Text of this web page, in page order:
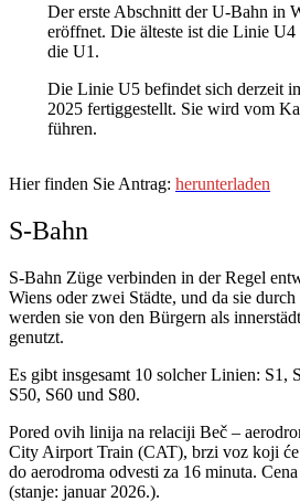
Der erste Abschnitt der U-Bahn in
eröffnet. Die älteste ist die Linie U4
die U1.
Die Linie U5 befindet sich derzeit
2025 fertiggestellt. Sie wird vom
führen.
Hier finden Sie Antrag: herunterladen
S-Bahn
S-Bahn Züge verbinden in der Regel
Wiens oder zwei Städte, und da sie
werden sie von den Bürgern als
genutzt.
Es gibt insgesamt 10 solcher Linien: S1,
S50, S60 und S80.
Pored ovih linija na relaciji Beč –
City Airport Train (CAT), brzi voz koji
do aerodroma odvesti za 16 minuta.
(stanje: januar 2026.).